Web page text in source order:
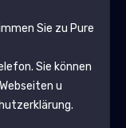
Sie zu Pure
Sie können
Webseiten u